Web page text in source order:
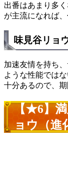
出番はあまり多
が主流になれば
味見谷リョ
加速友情を持ち
ような性能では
十分あるので、
【★6】満
ョウ（進